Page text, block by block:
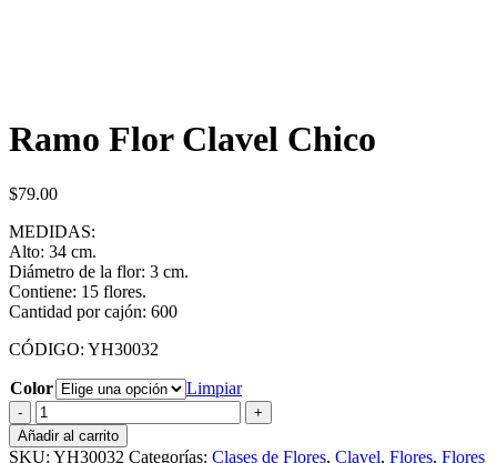
Ramo Flor Clavel Chico
$79.00
MEDIDAS:
Alto: 34 cm.
Diámetro de la flor: 3 cm.
Contiene: 15 flores.
Cantidad por cajón: 600
CÓDIGO: YH30032
Color
Limpiar
Ramo
Flor
Clavel
Añadir al carrito
SKU: YH30032 Categorías: Clases de Flores, Clavel, Flores, Flores